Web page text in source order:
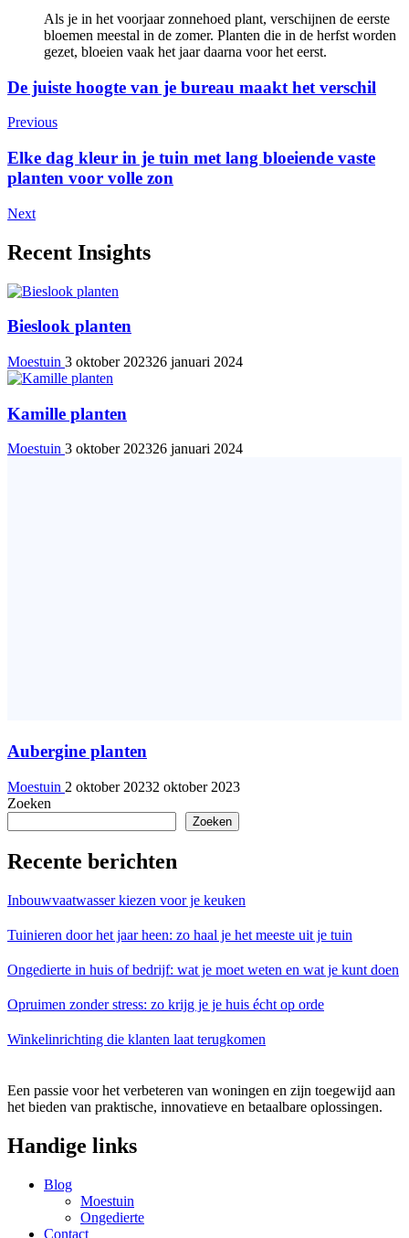
Als je in het voorjaar zonnehoed plant, verschijnen de eerste
bloemen meestal in de zomer. Planten die in de herfst worden
gezet, bloeien vaak het jaar daarna voor het eerst.
Post
Navigation
De juiste hoogte van je bureau maakt het verschil
Previous
Elke dag kleur in je tuin met lang bloeiende vaste
planten voor volle zon
Next
Recent Insights
Bieslook planten
Moestuin 3 oktober 202326 januari 2024
Kamille planten
Moestuin 3 oktober 202326 januari 2024
Aubergine planten
Moestuin 2 oktober 20232 oktober 2023
Zoeken
Zoeken
Recente berichten
Inbouwvaatwasser kiezen voor je keuken
Tuinieren door het jaar heen: zo haal je het meeste uit je tuin
Ongedierte in huis of bedrijf: wat je moet weten en wat je kunt doen
Opruimen zonder stress: zo krijg je je huis écht op orde
Winkelinrichting die klanten laat terugkomen
Een passie voor het verbeteren van woningen en zijn toegewijd aan
het bieden van praktische, innovatieve en betaalbare oplossingen.
Handige links
Blog
Moestuin
Ongedierte
Contact